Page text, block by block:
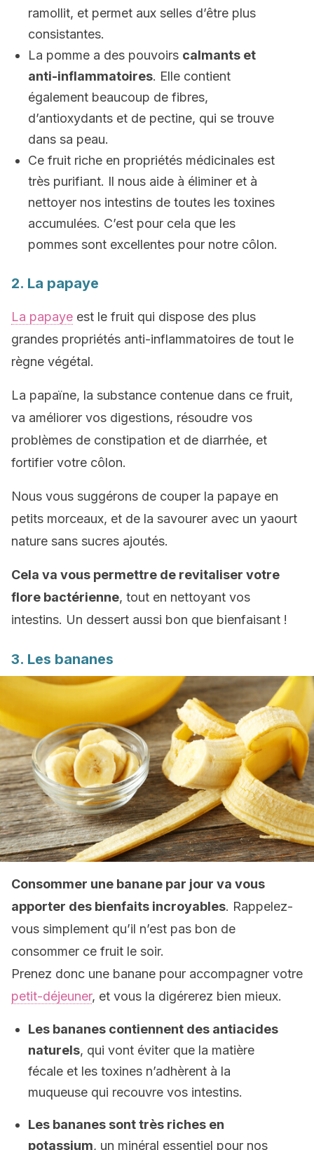
ramollit, et permet aux selles d’être plus
consistantes.
La pomme a des pouvoirs calmants et
anti-inflammatoires. Elle contient
également beaucoup de fibres,
d’antioxydants et de pectine, qui se trouve
dans sa peau.
Ce fruit riche en propriétés médicinales est
très purifiant. Il nous aide à éliminer et à
nettoyer nos intestins de toutes les toxines
accumulées. C’est pour cela que les
pommes sont excellentes pour notre côlon.
2. La papaye
La papaye est le fruit qui dispose des plus
grandes propriétés anti-inflammatoires de tout le
règne végétal.
La papaïne, la substance contenue dans ce fruit,
va améliorer vos digestions, résoudre vos
problèmes de constipation et de diarrhée, et
fortifier votre côlon.
Nous vous suggérons de couper la papaye en
petits morceaux, et de la savourer avec un yaourt
nature sans sucres ajoutés.
Cela va vous permettre de revitaliser votre
flore bactérienne, tout en nettoyant vos
intestins. Un dessert aussi bon que bienfaisant !
3. Les bananes
Consommer une banane par jour va vous
apporter des bienfaits incroyables. Rappelez-
vous simplement qu’il n’est pas bon de
consommer ce fruit le soir.
Prenez donc une banane pour accompagner votre
petit-déjeuner, et vous la digérerez bien mieux.
Les bananes contiennent des antiacides
naturels, qui vont éviter que la matière
fécale et les toxines n’adhèrent à la
muqueuse qui recouvre vos intestins.
Les bananes sont très riches en
potassium, un minéral essentiel pour nos